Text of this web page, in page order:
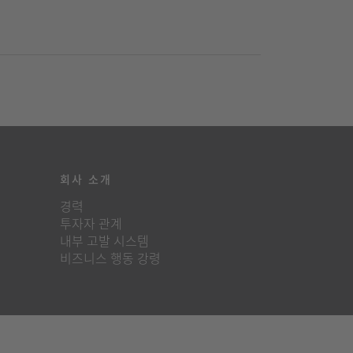
회사 소개
경력
투자자 관계
내부 고발 시스템
비즈니스 행동 강령